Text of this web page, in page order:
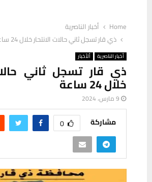
Home
أخبار الناصرية
ذي قار تسجل ثاني حالات الانتحار خلال 24 ساعة
أخبار الناصرية ألأخبار
ذي قار تسجل ثاني
خلال 24 ساعة
9 مارس، 2024
مشاركة 0